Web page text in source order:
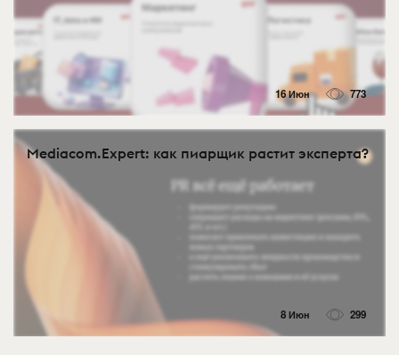
16 Июн 773
Mediacom.Expert: как пиарщик растит эксперта?
8 Июн 299